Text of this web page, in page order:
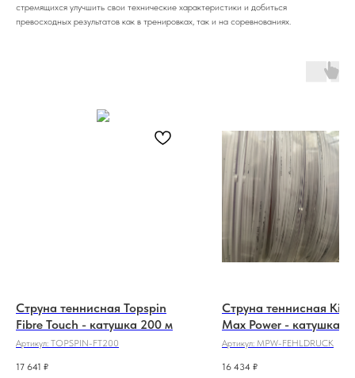
стремящихся улучшить свои технические характеристики и добиться
превосходных результатов как в тренировках, так и на соревнованиях.
Струна теннисная Topspin
Fibre Touch - катушка 200 м
Артикул: TOPSPIN-FT200
17 641 ₽
Струна теннисная
Max Power - катушка
FEHLDRUCK
Артикул: MPW-FEHLDRUCK
16 434 ₽